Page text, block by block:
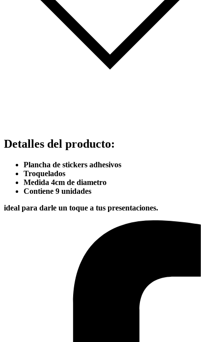
Detalles del producto:
Plancha de stickers adhesivos
Troquelados
Medida 4cm de diametro
Contiene 9 unidades
​ideal para darle un toque a tus presentaciones.